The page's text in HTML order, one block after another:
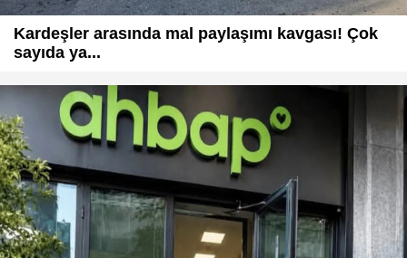
Kardeşler arasında mal paylaşımı kavgası! Çok
sayıda ya...